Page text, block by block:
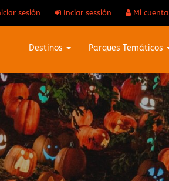
sesión Inciar sessión Mi cuenta
Destinos Parques Temáticos